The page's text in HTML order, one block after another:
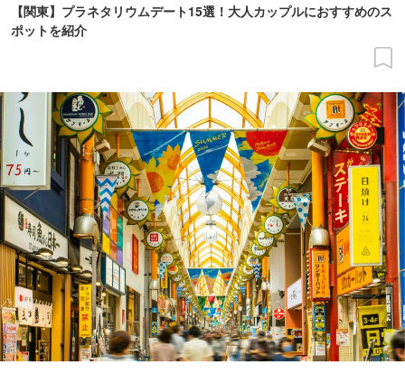
【関東】プラネタリウムデート15選！大人カップルにおすすめのス
ポットを紹介